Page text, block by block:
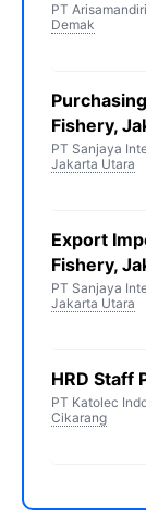
PT
Demak
Fishery,
PT Sanjaya
Jakarta Utara
Export
Fishery,
PT Sanjaya
Jakarta Utara
HRD Staff
PT Katolec
Cikarang